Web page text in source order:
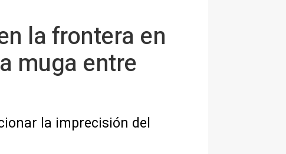
la frontera en
muga entre
la imprecisión del